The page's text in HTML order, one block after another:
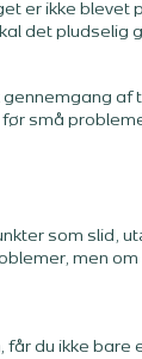
er ikke blevet
det pludselig
af
små
som slid,
men
du ikke